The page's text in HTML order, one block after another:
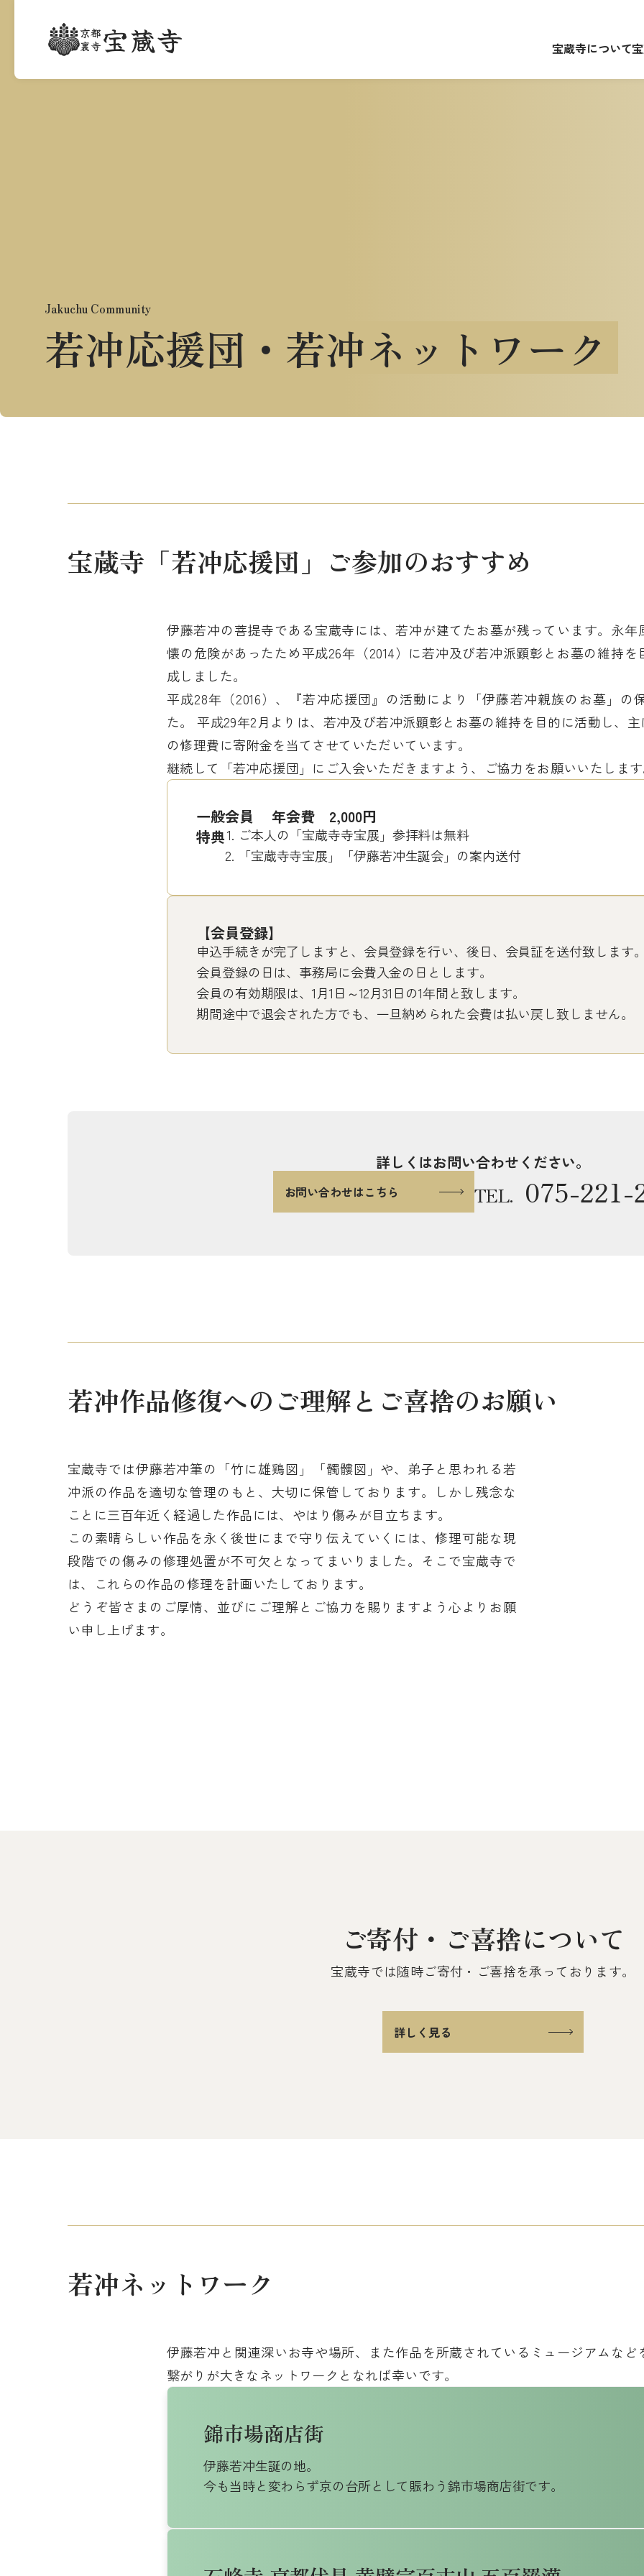
京都
裏寺宝蔵寺 宝蔵寺について
Jakuchu Community
若冲応援団・若冲ネットワーク
宝蔵寺「若冲応援団」ご参加のおすすめ
伊藤若冲の菩提寺である宝蔵寺には、若冲が建てたお墓が残っています。永
懐の危険があったため平成26年（2014）に若冲及び若冲派顕彰とお墓の維持
成しました。
平成28年（2016）、『若冲応援団』の活動により「伊藤若冲親族のお墓」の
た。 平成29年2月よりは、若冲及び若冲派顕彰とお墓の維持を目的に活動し、
の修理費に寄附金を当てさせていただいています。
継続して「若冲応援団」にご入会いただきますよう、ご協力をお願いいたしま
一般会員 年会費 2,000円
特典
ご本人の「宝蔵寺寺宝展」参拝料は無料
「宝蔵寺寺宝展」「伊藤若冲生誕会」の案内送付
【会員登録】
申込手続きが完了しますと、会員登録を行い、後日、会員証を送付致します
会員登録の日は、事務局に会費入金の日とします。
会員の有効期限は、1月1日～12月31日の1年間と致します。
期間途中で退会された方でも、一旦納められた会費は払い戻し致しません。
詳しくはお問い合わせください。
お問い合わせはこちら TEL. 075-221-
若冲作品修復へのご理解とご喜捨のお願い
宝蔵寺では伊藤若冲筆の「竹に雄鶏図」「髑髏図」や、弟子と思われる若
冲派の作品を適切な管理のもと、大切に保管しております。しかし残念な
ことに三百年近く経過した作品には、やはり傷みが目立ちます。
この素晴らしい作品を永く後世にまで守り伝えていくには、修理可能な現
段階での傷みの修理処置が不可欠となってまいりました。そこで宝蔵寺で
は、これらの作品の修理を計画いたしております。
どうぞ皆さまのご厚情、並びにご理解とご協力を賜りますよう心よりお願
い申し上げます。
ご寄付・ご喜捨について
宝蔵寺では随時ご寄付・ご喜捨を承っております。
詳しく見る
若冲ネットワーク
伊藤若冲と関連深いお寺や場所、また作品を所蔵されているミュージアムな
繋がりが大きなネットワークとなれば幸いです。
錦市場商店街
伊藤若冲生誕の地。
今も当時と変わらず京の台所として賑わう錦市場商店街です。